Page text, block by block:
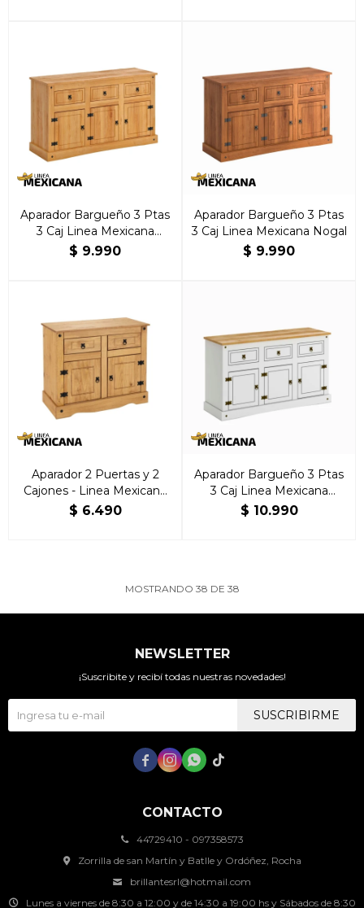
Aparador Bargueño 3 Ptas
3 Caj Linea Mexicana
Natural
$ 9.990
Aparador Bargueño 3 Ptas
3 Caj Linea Mexicana Nogal
$ 9.990
Aparador 2 Puertas y 2
Cajones - Linea Mexicana
Natural
$ 6.490
Aparador Bargueño 3 Ptas
3 Caj Linea Mexicana
Blanco
$ 10.990
MOSTRANDO 38 DE 38
CONTACTO
44729410 - 097358573
Zorrilla de san Martín y Batlle y Ordóñez, Rocha
brillantesrl@hotmail.com
Lunes a viernes de 8:30 a 12:00 y de 14:30 a 19:00 hs y Sábados de 8:30
NEWSLETTER
¡Suscribite y recibí todas nuestras novedades!
SUSCRIBIRME
   